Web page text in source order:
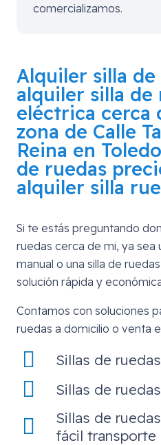
comercializamos.
Alquiler silla de
alquiler silla de
eléctrica cerca
zona de Calle
Reina en Toledo
de ruedas
alquiler silla
Si te estás preguntando
ruedas cerca de mi, ya sea
manual o una silla de
solución rápida y
Contamos con soluciones
ruedas a domicilio o venta
Sillas de
Sillas de
Sillas de
fácil transporte